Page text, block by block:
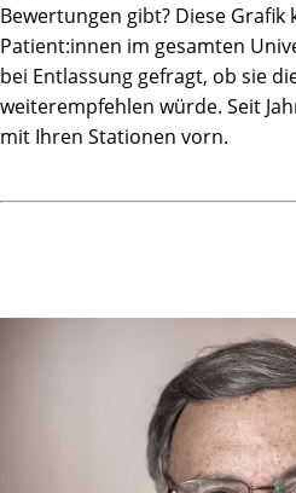
Bewertungen gibt? Diese Grafik
Patient:innen im gesamten
bei Entlassung gefragt, ob sie
weiterempfehlen würde. Seit
mit Ihren Stationen vorn.